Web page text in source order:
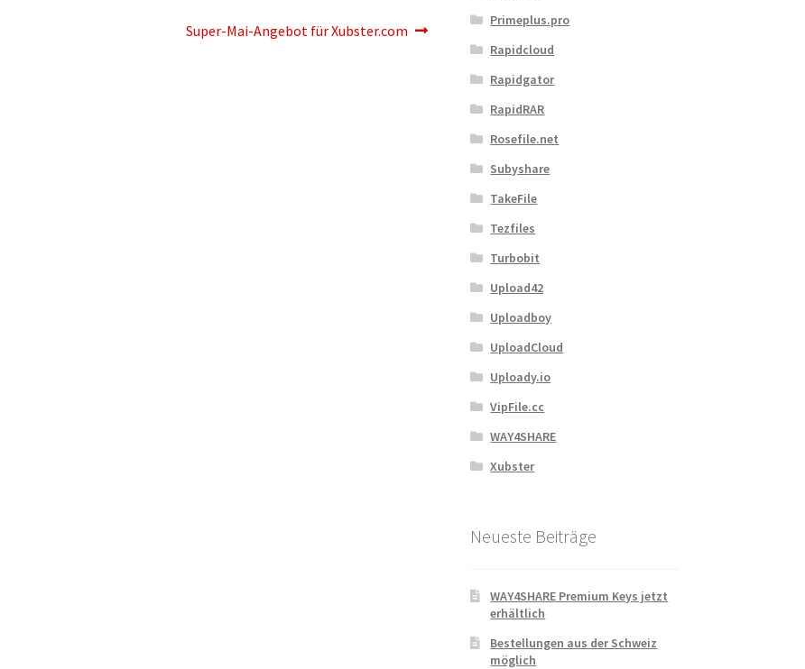
Nächster
Super-Mai-Angebot für Xubster.com
Primeplus.pro
Rapidcloud
Rapidgator
RapidRAR
Rosefile.net
Subyshare
TakeFile
Tezfiles
Turbobit
Upload42
Uploadboy
UploadCloud
Uploady.io
VipFile.cc
WAY4SHARE
Xubster
Neueste Beiträge
WAY4SHARE Premium Keys jetzt
erhältlich
Bestellungen aus der Schweiz
möglich